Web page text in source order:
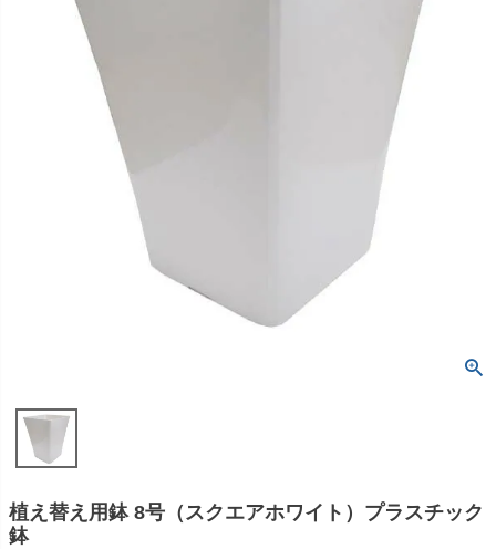
植え替え用鉢 8号（スクエアホワイト）プラスチック
鉢